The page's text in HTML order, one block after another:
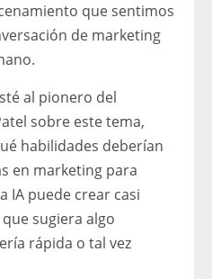
que sentimos
de marketing
al pionero del
sobre este tema,
habilidades deberían
en marketing para
IA puede crear casi
sugiera algo
rápida o tal vez